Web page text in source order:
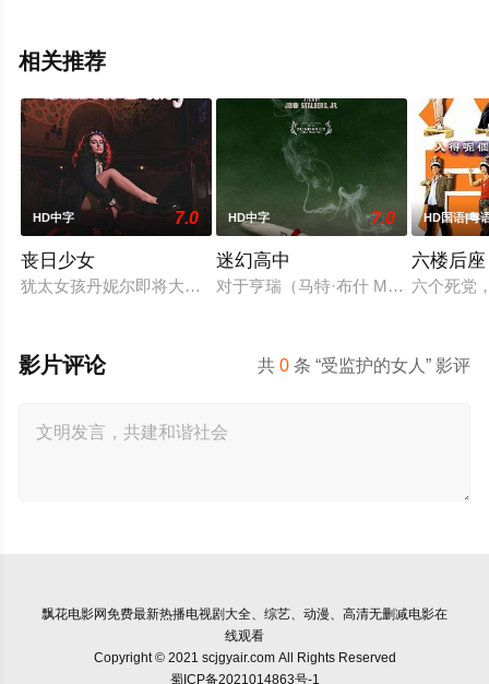
相关推荐
HD中字 7.0
丧日少女
犹太女孩丹妮尔即将大学毕业，却对未来的规划一片迷茫。来
HD中字 7.0
迷幻高中
对于亨瑞（马特·布什 Matt Bush 饰
HD国语|粤
六楼后座
六个死党
共0 条 “受监护的女人” 影评
影片评论
飘花电影网免费最新热播电视剧大全、综艺、动漫、高清无删减电影在
线观看
Copyright © 2021 scjgyair.com All Rights Reserved
蜀ICP备2021014863号-1